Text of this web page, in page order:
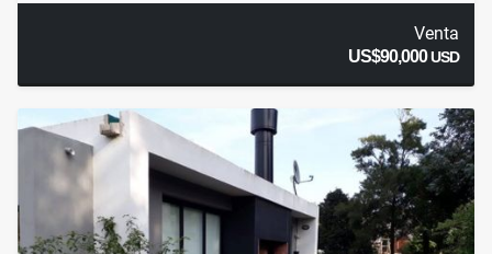
Venta
US$90,000USD